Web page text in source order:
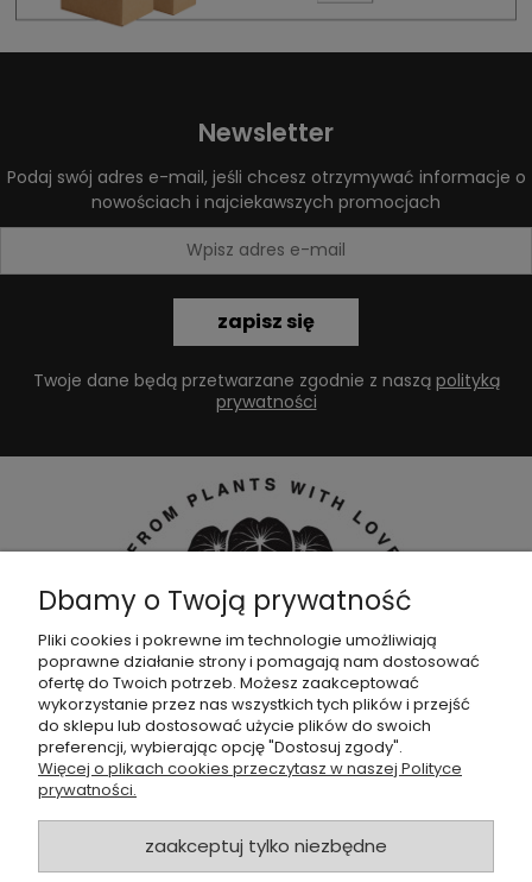
Newsletter
Podaj swój adres e-mail, jeśli chcesz otrzymywać informacje o
nowościach i najciekawszych promocjach
zapisz się
Twoje dane będą przetwarzane zgodnie z naszą polityką
prywatności
Dołącz do naszejgrupy facebookowej !
POMOC
SKLEP
Dbamy o Twoją prywatność
Pliki cookies i pokrewne im technologie umożliwiają
poprawne działanie strony i pomagają nam dostosować
ofertę do Twoich potrzeb. Możesz zaakceptować
wykorzystanie przez nas wszystkich tych plików i przejść
do sklepu lub dostosować użycie plików do swoich
preferencji, wybierając opcję "Dostosuj zgody".
Więcej o plikach cookies przeczytasz w naszej Polityce
prywatności.
zaakceptuj tylko niezbędne